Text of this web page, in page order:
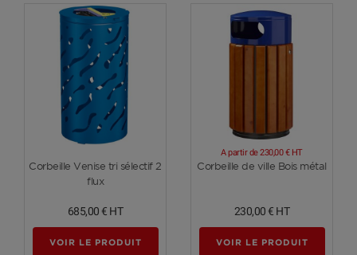
Voir plus
Corbeille Venise tri sélectif 2
flux
685,00 € HT
VOIR LE PRODUIT
Voir plus
Corbeille de ville Bois métal
A partir de230,00 € HT
230,00 € HT
VOIR LE PRODUIT